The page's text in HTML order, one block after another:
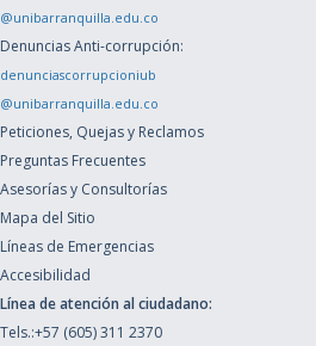
@unibarranquilla.edu.co
Denuncias Anti-corrupción:
denunciascorrupcioniub
@unibarranquilla.edu.co
Peticiones, Quejas y Reclamos
Preguntas Frecuentes
Asesorías y Consultorías
Mapa del Sitio
Líneas de Emergencias
Accesibilidad
Línea de atención al ciudadano:
Tels.:+57 (605) 311 2370